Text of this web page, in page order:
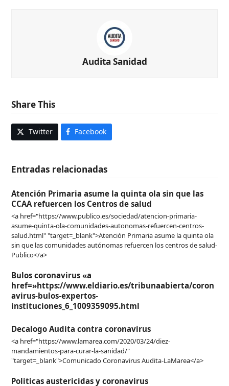
Audita Sanidad
Share This
Twitter Facebook
Entradas relacionadas
Atención Primaria asume la quinta ola sin que las
CCAA refuercen los Centros de salud
<a href="https://www.publico.es/sociedad/atencion-primaria-
asume-quinta-ola-comunidades-autonomas-refuercen-centros-
salud.html" "target=_blank">Atención Primaria asume la quinta ola
sin que las comunidades autónomas refuercen los centros de salud-
Publico</a>
Bulos coronavirus «a
href=»https://www.eldiario.es/tribunaabierta/coron
avirus-bulos-expertos-
instituciones_6_1009359095.html
Decalogo Audita contra coronavirus
<a href="https://www.lamarea.com/2020/03/24/diez-
mandamientos-para-curar-la-sanidad/"
"target=_blank">Comunicado Coronavirus Audita-LaMarea</a>
Politicas austericidas y coronavirus